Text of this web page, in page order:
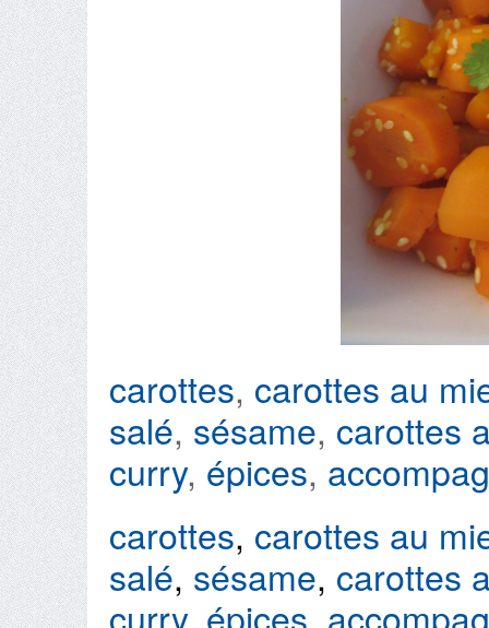
carottes, carottes au
salé, sésame, carottes
curry, épices,
carottes, carottes au
salé, sésame, carottes
curry, épices,